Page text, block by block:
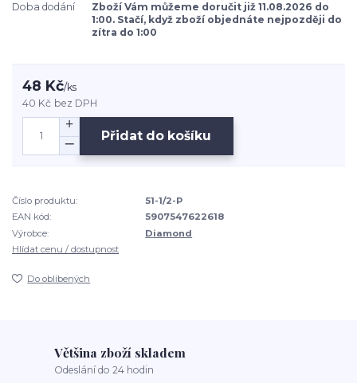
Doba dodání
Zboží Vám můžeme doručit již 11.08.2026 do
1:00. Stačí, když zboží objednáte nejpozději do
zítra do 1:00
48 Kč/ks
40 Kč bez DPH
Přidat do košíku
Číslo produktu:
51-1/2-P
EAN kód:
5907547622618
Výrobce:
Diamond
Hlídat cenu / dostupnost
Do oblíbených
Většina zboží skladem
Odeslání do 24 hodin